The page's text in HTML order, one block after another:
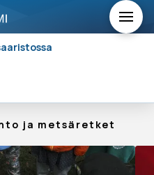
ja metsäretket